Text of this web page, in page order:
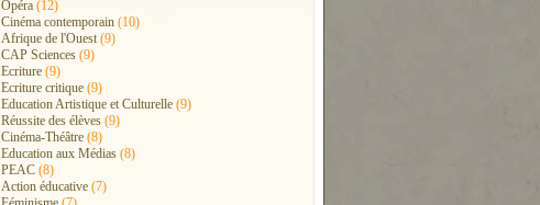
Opéra (12)
Cinéma contemporain (10)
Afrique de l'Ouest (9)
CAP Sciences (9)
Ecriture (9)
Ecriture critique (9)
Education Artistique et Culturelle (9)
Réussite des élèves (9)
Cinéma-Théâtre (8)
Education aux Médias (8)
PEAC (8)
Action éducative (7)